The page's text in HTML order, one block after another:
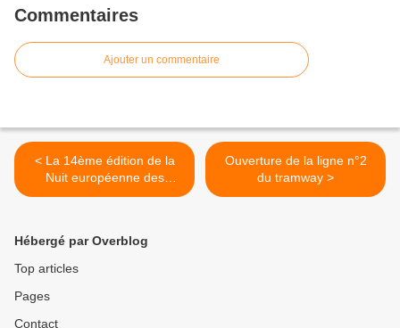
Commentaires
Ajouter un commentaire
< La 14ème édition de la
Nuit européenne des
Musées à Nice
Ouverture de la ligne n°2
du tramway >
Hébergé par Overblog
Top articles
Pages
Contact